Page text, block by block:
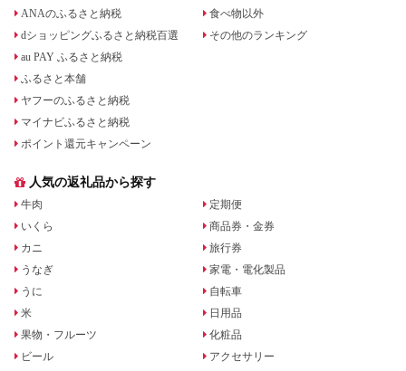
ANAのふるさと納税
dショッピングふるさと納税百選
au PAY ふるさと納税
ふるさと本舗
ヤフーのふるさと納税
マイナビふるさと納税
ポイント還元キャンペーン
食べ物以外
その他のランキング
人気の返礼品から探す
牛肉
いくら
カニ
うなぎ
うに
米
果物・フルーツ
ビール
定期便
商品券・金券
旅行券
家電・電化製品
自転車
日用品
化粧品
アクセサリー